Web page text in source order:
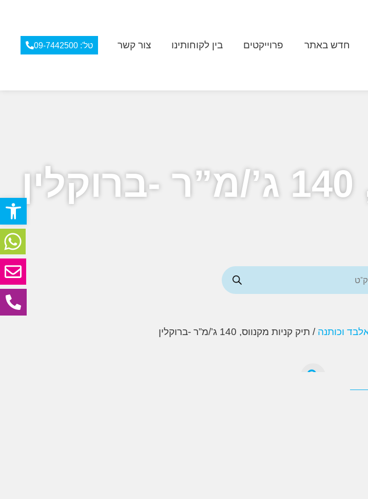
פתח
חדש באתר פרוייקטים בין לקוחותינו צור קשר טל': 09-7442500
וכותנה / תיק קניות מקנווס, 140 ג’/מ”ר -ברוקלין